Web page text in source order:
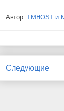
Автор: TMHOST и
Следующие